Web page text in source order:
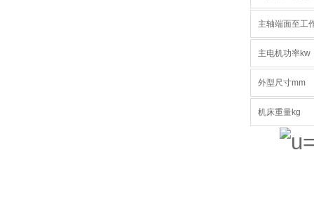
主轴端面至工
主电机功率kw
外型尺寸mm
机床重量kg